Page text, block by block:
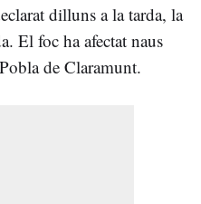
dilluns a la tarda, la
El foc ha afectat naus
de Claramunt.